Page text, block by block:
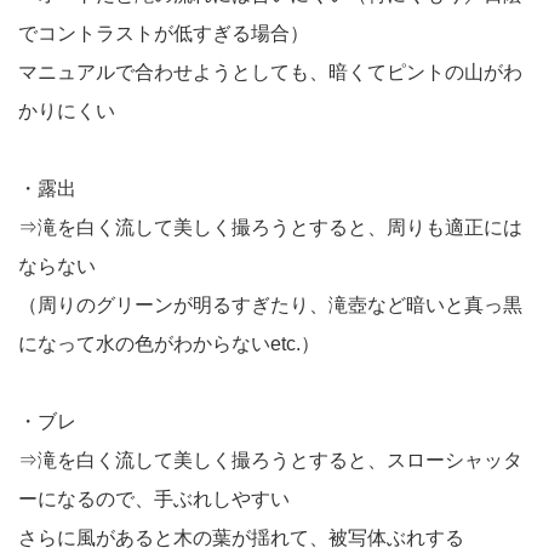
でコントラストが低すぎる場合）
マニュアルで合わせようとしても、暗くてピントの山がわ
かりにくい
・露出
⇒滝を白く流して美しく撮ろうとすると、周りも適正には
ならない
（周りのグリーンが明るすぎたり、滝壺など暗いと真っ黒
になって水の色がわからないetc.）
・ブレ
⇒滝を白く流して美しく撮ろうとすると、スローシャッタ
ーになるので、手ぶれしやすい
さらに風があると木の葉が揺れて、被写体ぶれする